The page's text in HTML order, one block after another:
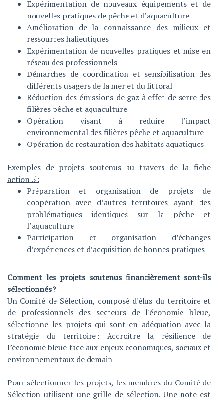
Expérimentation de nouveaux équipements et de
nouvelles pratiques de pêche et d’aquaculture
Amélioration de la connaissance des milieux et
ressources halieutiques
Expérimentation de nouvelles pratiques et mise en
réseau des professionnels
Démarches de coordination et sensibilisation des
différents usagers de la mer et du littoral
Réduction des émissions de gaz à effet de serre des
filières pêche et aquaculture
Opération visant à réduire l’impact
environnemental des filières pêche et aquaculture
Opération de restauration des habitats aquatiques
Exemples de projets soutenus au travers de la fiche
action 5 :
Préparation et organisation de projets de
coopération avec d’autres territoires ayant des
problématiques identiques sur la pêche et
l’aquaculture
Participation et organisation d’échanges
d’expériences et d’acquisition de bonnes pratiques
Comment les projets soutenus financièrement sont-ils
sélectionnés ?
Un Comité de Sélection, composé d'élus du territoire et
de professionnels des secteurs de l'économie bleue,
sélectionne les projets qui sont en adéquation avec la
stratégie du territoire : Accroitre la résilience de
l’économie bleue face aux enjeux économiques, sociaux et
environnementaux de demain
Pour sélectionner les projets, les membres du Comité de
Sélection utilisent une grille de sélection. Une note est